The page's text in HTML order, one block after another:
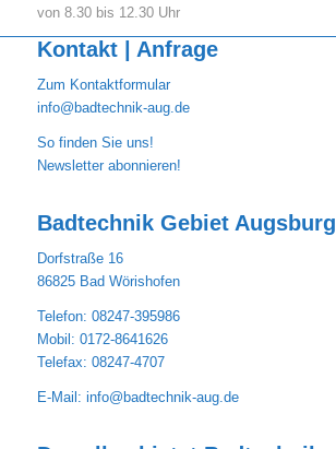
von 8.30 bis 12.30 Uhr
Kontakt | Anfrage
Zum Kontaktformular
info@badtechnik-aug.de
So finden Sie uns!
Newsletter abonnieren!
Badtechnik Gebiet Augsburg
Dorfstraße 16
86825 Bad Wörishofen
Telefon: 08247-395986
Mobil: 0172-8641626
Telefax: 08247-4707
E-Mail: info@badtechnik-aug.de